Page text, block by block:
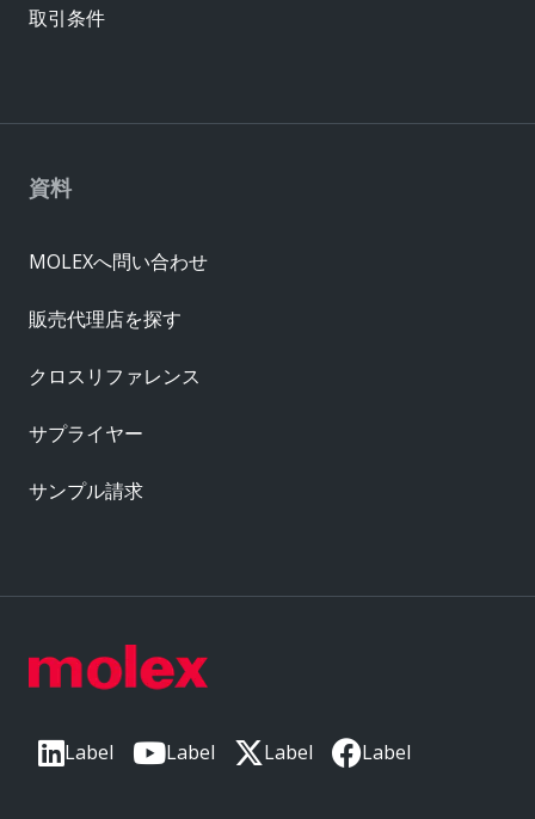
Label Label Label Label
資料
MOLEXへ問い合わせ
販売代理店を探す
クロスリファレンス
サプライヤー
サンプル請求
取引条件